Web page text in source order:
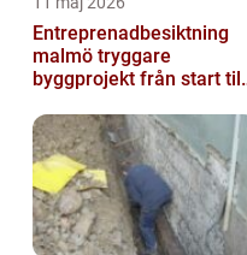
Entreprenadbesiktning
malmö tryggare
byggprojekt från start till